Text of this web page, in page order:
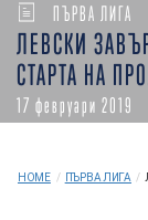
ПЪРВА ЛИГА
ЛЕВСКИ
СТАРТА НА
17 февруари 2019
HOME / ПЪРВА ЛИГА /